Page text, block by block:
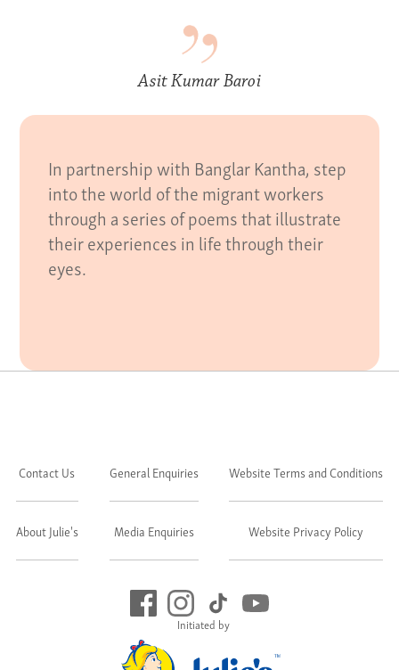
Asit Kumar Baroi
In partnership with Banglar Kantha, step
into the world of the migrant workers
through a series of poems that illustrate
their experiences in life through their
eyes.
Initiated by
Contact Us
About Julie's
General Enquiries
Media Enquiries
Website Terms and Conditions
Website Privacy Policy